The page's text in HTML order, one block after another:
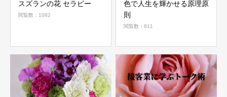
スズランの花 セラピー
閲覧数：1082
色で人生を輝かせる原理原
則
閲覧数：811